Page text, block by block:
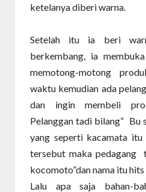
ketelanya diberi warna.
Setelah itu ia beri
berkembang, ia
memotong-motong
waktu kemudian ada
dan ingin membeli
Pelanggan tadi bilang” Bu
yang seperti kacamata itu
tersebut maka pedagang
kocomoto”dan nama itu
Lalu apa saja bahan-